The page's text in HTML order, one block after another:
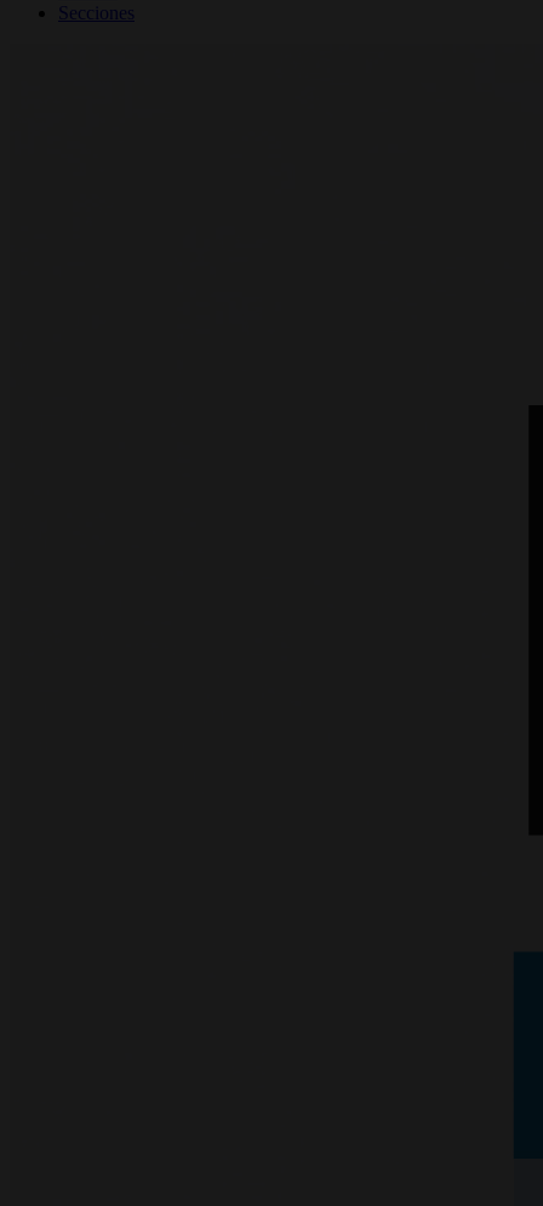
Secciones